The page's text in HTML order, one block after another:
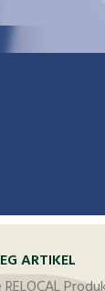
ARTIKEL